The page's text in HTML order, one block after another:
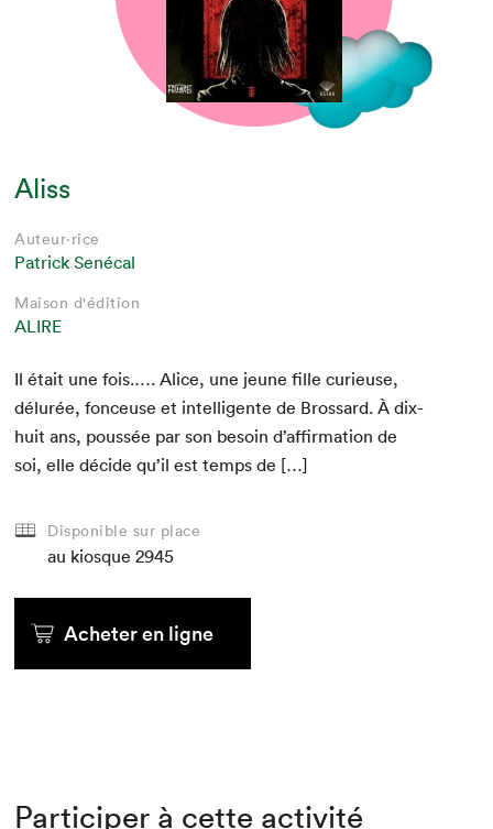
Aliss
Auteur·rice
Patrick Senécal
Maison d'édition
ALIRE
Il était une fois.…. Alice, une jeune fille curieuse,
délurée, fon­ceuse et intel­li­gente de Brossard. À dix-
huit ans, poussée par son besoin d’af­fir­ma­tion de
soi, elle décide qu’il est temps de […]
Disponible sur place
au kiosque 2945
Acheter en ligne
Participer à cette activité